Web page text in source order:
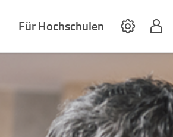
Für Hochschulen SettingsProfil